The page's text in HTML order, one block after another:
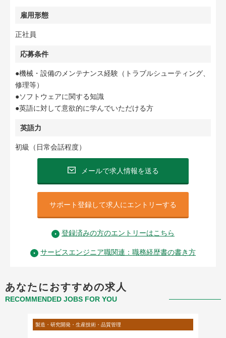
雇用形態
正社員
応募条件
●機械・設備のメンテナンス経験（トラブルシューティング、
修理等）
●ソフトウェアに関する知識
●英語に対して意欲的に学んでいただける方
英語力
初級（日常会話程度）
メールで求人情報を送る
サポート登録して求人にエントリーする
登録済みの方のエントリーはこちら
サービスエンジニア職関連：職務経歴書の書き方
あなたにおすすめの求人
RECOMMENDED JOBS FOR YOU
製造・研究開発・生産技術・品質管理